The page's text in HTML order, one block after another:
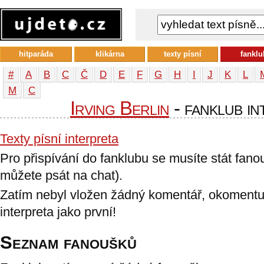
# A B C Č D E F G H I J K L
М
С
Irving Berlin - fanklub
Texty písní interpreta
Pro přispívání do fanklubu se musíte stát
můžete psát na chat).
Zatím nebyl vložen žádný komentář,
interpreta jako první!
Seznam fanoušků
hitparáda klikárna texty písní